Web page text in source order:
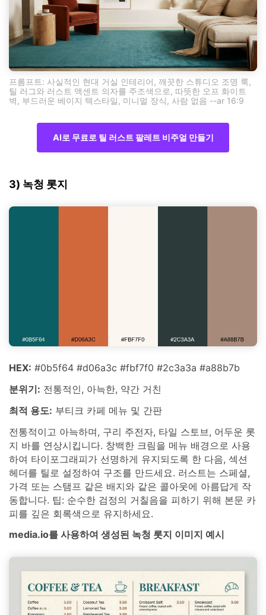
프롬프트: 사실적인 현대 거실 인테리어, 깨끗한 스튜디오 조명 룩,
틸 러그와 러스트 액센트 의자를 주조색으로, 따뜻한 오프 화이트
벽, 부드러운 베이지 텍스타일, 미니멀 장식, 사람 없음 --ar 16:9
AI로 무료로 틸 러스트 팔레트 비주얼 만들기
3) 녹청 롯지
HEX: #0b5f64 #d06a3c #fbf7f0 #2c3a3a #a88b7b
분위기: 전통적인, 아늑한, 약간 거친
최적 용도: 부티크 카페 메뉴 및 간판
전통적이고 아늑하며, 구리 주전자, 타일 스토브, 어두운 롯
지 바를 연상시킵니다. 창백한 크림을 메뉴 배경으로 사용
하여 타이포그래피가 선명하게 유지되도록 한 다음, 섹션
헤더를 틸로 설정하여 구조를 만드세요. 러스트는 스페셜,
가격 또는 스탬프 같은 배지와 같은 콜아웃에 아름답게 작
동합니다. 팁: 순수한 검정의 거칠음을 피하기 위해 본문 카
피를 깊은 회록색으로 유지하세요.
media.io를 사용하여 생성된 녹청 롯지 이미지 예시